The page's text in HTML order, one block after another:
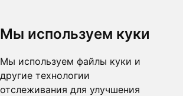
Мы используем куки
Мы используем файлы куки и
другие технологии
отслеживания для улучшения
SHOP B2B
DROPSHIPPING